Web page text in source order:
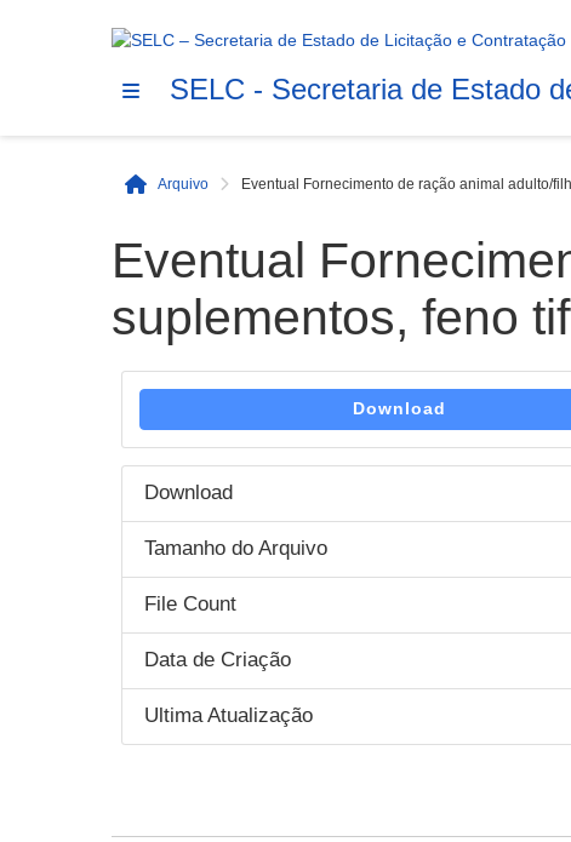
SELC - Secretaria de Estado
Início
Arquivo Eventual Fornecimento de ração animal adulto/
Eventual
suplementos, feno
Download
Download
Tamanho do Arquivo
File Count
Data de Criação
Ultima Atualização